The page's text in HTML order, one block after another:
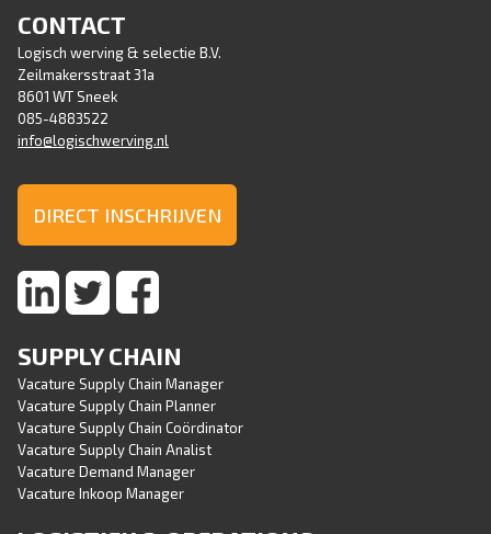
CONTACT
Logisch werving & selectie B.V.
Zeilmakersstraat 31a
8601 WT Sneek
085-4883522
info@logischwerving.nl
DIRECT INSCHRIJVEN
SUPPLY CHAIN
Vacature Supply Chain Manager
Vacature Supply Chain Planner
Vacature Supply Chain Coördinator
Vacature Supply Chain Analist
Vacature Demand Manager
Vacature Inkoop Manager